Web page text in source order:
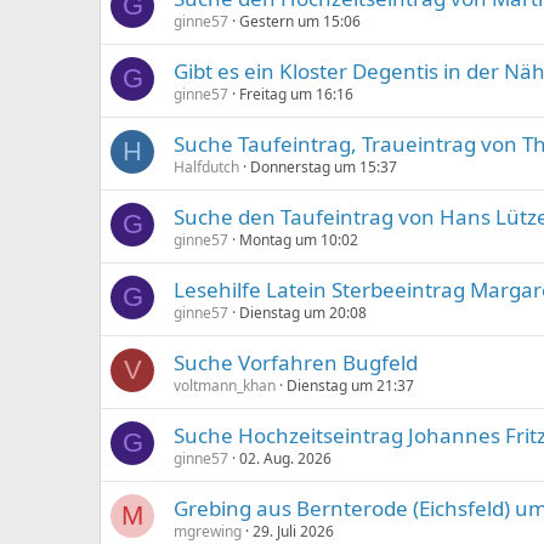
ginne57 Gestern um 15:06
G Gibt es ein Kloster Degentis in der
ginne57 Freitag um 16:16
H Suche Taufeintrag, Traueintrag von
Halfdutch Donnerstag um 15:37
G Suche den Taufeintrag von Hans
ginne57 Montag um 10:02
G Lesehilfe Latein Sterbeeintrag
ginne57 Dienstag um 20:08
V Suche Vorfahren Bugfeld
voltmann_khan Dienstag um 21:37
G Suche Hochzeitseintrag Johannes
ginne57 02. Aug. 2026
M Grebing aus Bernterode (Eichsfeld)
mgrewing 29. Juli 2026